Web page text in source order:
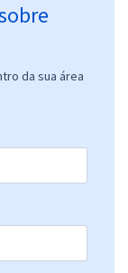
da sua área